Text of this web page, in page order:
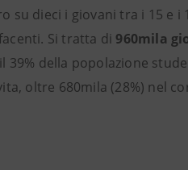
su dieci i giovani tra i 15 e i
Si tratta di 960mila
39% della popolazione
oltre 680mila (28%) nel